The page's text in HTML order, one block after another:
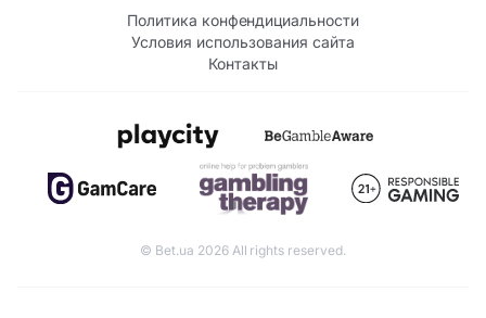
Политика конфендициальности
Условия использования сайта
Контакты
© Bet.ua 2026 All rights reserved.